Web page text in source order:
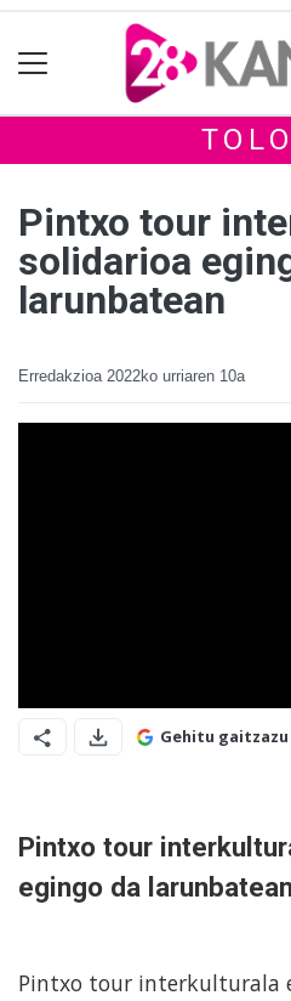
Pintxo tour
solidarioa
larunbatean
Erredakzioa 2022ko urriaren 10a
Gehitu
Pintxo tour
egingo da
Pintxo tour interkulturala